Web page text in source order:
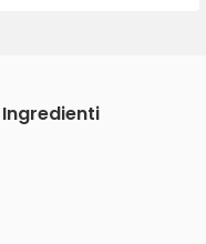
Ingredienti